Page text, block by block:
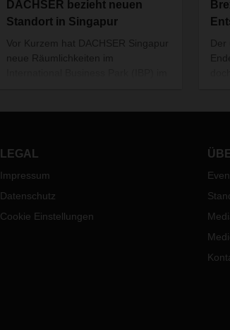
DACHSER bezieht neuen
Standort in Singapur
Vor Kurzem hat DACHSER Singapur
neue Räumlichkeiten im
Anlagen des Logistikdienstleisters ist
um die logistischen Anforderungen
internationaler Unternehmen zu
Der
das
LEGAL
Impressum
Datenschutz
Cookie Einstellungen